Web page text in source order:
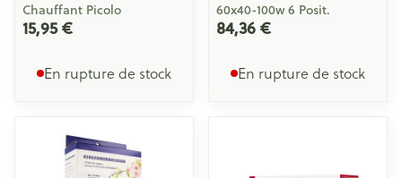
Chauffant Picolo
15,95 €
En rupture de stock
60x40-100w 6 Posit.
84,36 €
En rupture de stock